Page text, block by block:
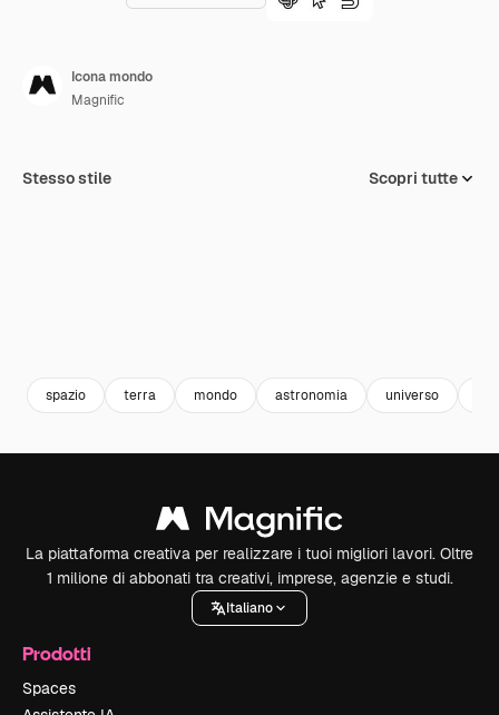
Icona mondo
Magnific
Stesso stile Scopri tutte
spazio terra mondo astronomia universo
La piattaforma creativa per realizzare i tuoi migliori lavori. Oltre
1 milione di abbonati tra creativi, imprese, agenzie e studi.
Italiano
Prodotti
Spaces